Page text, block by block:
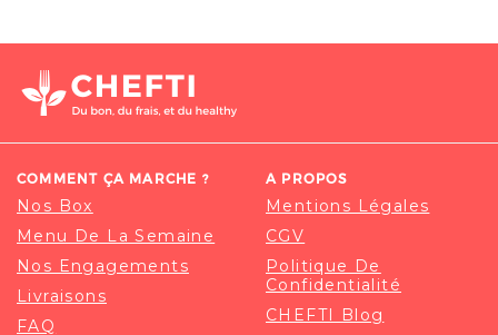
COMMENT ÇA MARCHE ?
Nos Box
Menu De La Semaine
Nos Engagements
Livraisons
FAQ
A PROPOS
Mentions Légales
CGV
Politique De
Confidentialité
CHEFTI Blog